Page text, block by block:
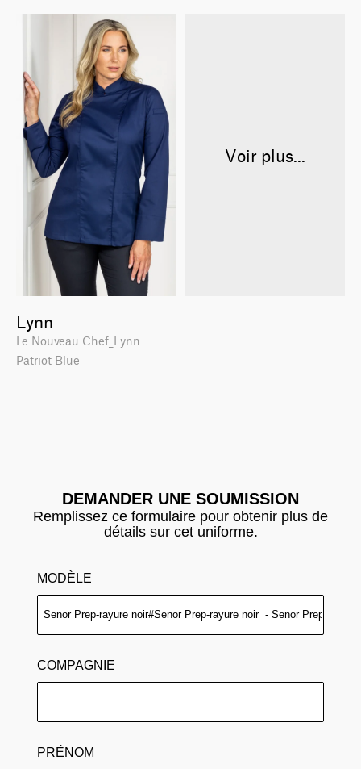
Lynn
Le Nouveau Chef_Lynn
Patriot Blue
Voir plus...
DEMANDER UNE SOUMISSION
Remplissez ce formulaire pour obtenir plus de
détails sur cet uniforme.
MODÈLE
COMPAGNIE
PRÉNOM